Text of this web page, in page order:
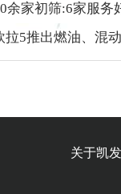
余家初筛:6家服务
拉5推出燃油、混
关于凯